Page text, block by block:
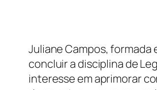
Juliane Campos, formada
concluir a disciplina de
interesse em aprimorar